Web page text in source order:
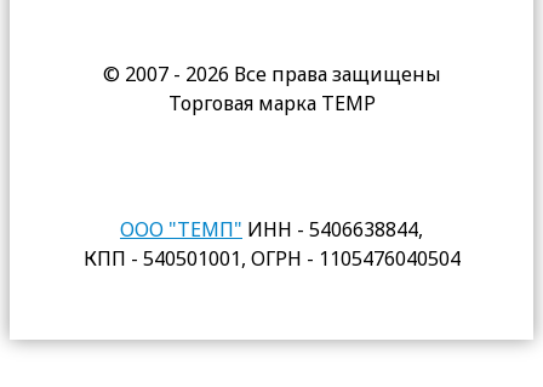
© 2007 - 2026 Все права защищены
Торговая марка TEMP
ООО "ТЕМП" ИНН - 5406638844,
КПП - 540501001, ОГРН - 1105476040504